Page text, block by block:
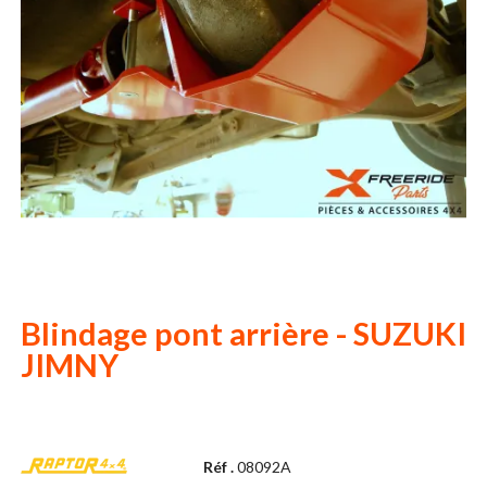
Blindage pont arrière - SUZUKI
JIMNY
Réf .08092A